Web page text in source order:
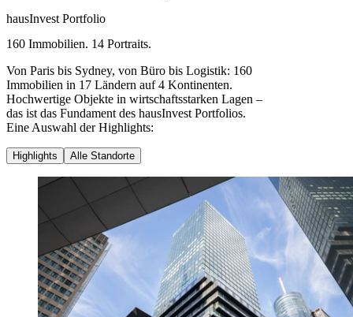
hausInvest Portfolio
160 Immobilien. 14 Portraits.
Von Paris bis Sydney, von Büro bis Logistik: 160
Immobilien in 17 Ländern auf 4 Kontinenten.
Hochwertige Objekte in wirtschaftsstarken Lagen –
das ist das Fundament des hausInvest Portfolios.
Eine Auswahl der Highlights:
Highlights Alle Standorte